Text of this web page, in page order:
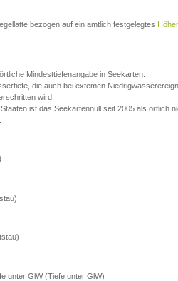
bezogen auf ein amtlich festgelegtes
Mindesttiefenangabe in Seekarten.
die auch bei extemen
wird.
ist das Seekartennull seit 2005 als örtlich
unter GlW (Tiefe unter GlW)